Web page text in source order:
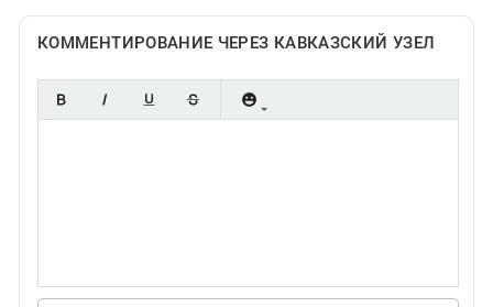
КОММЕНТИРОВАНИЕ ЧЕРЕЗ КАВКАЗСКИЙ УЗЕЛ